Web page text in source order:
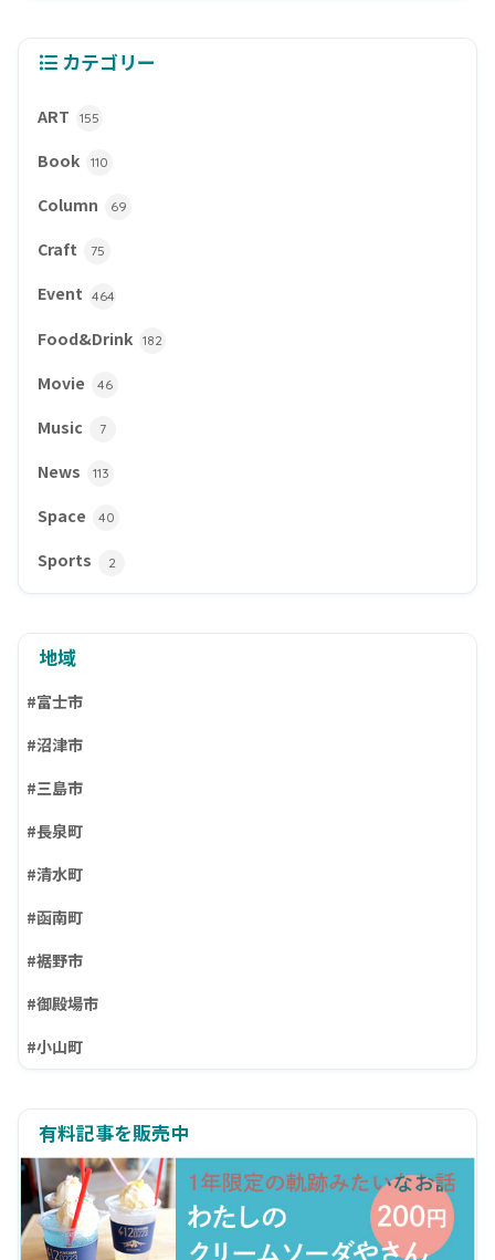
カテゴリー
ART 155
Book 110
Column 69
Craft 75
Event 464
Food&Drink 182
Movie 46
Music 7
News 113
Space 40
Sports 2
地域
#富士市
#沼津市
#三島市
#長泉町
#清水町
#函南町
#裾野市
#御殿場市
#小山町
有料記事を販売中